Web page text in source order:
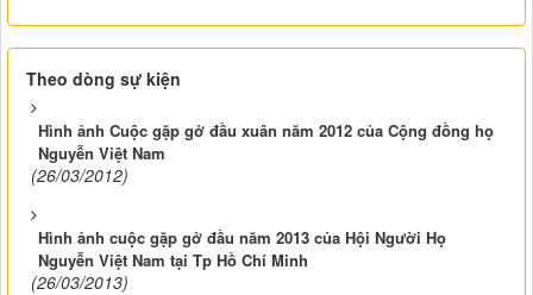
Theo dòng sự kiện
Hình ảnh Cuộc gặp gở đầu xuân năm 2012 của Cộng đồng họ
Nguyễn Việt Nam
(26/03/2012)
Hình ảnh cuộc gặp gở đầu năm 2013 của Hội Người Họ
Nguyễn Việt Nam tại Tp Hồ Chí Minh
(26/03/2013)